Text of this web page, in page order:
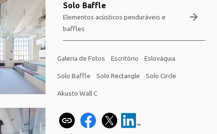
Solo Baffle
Elementos acústicos penduráveis e
baffles
arrow_forward
Galeria de Fotos Escritório Eslováquia
Solo Baffle Solo Rectangle Solo Circle
Akusto Wall C